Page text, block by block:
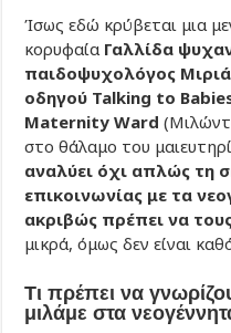
Ίσως εδώ κρύβεται μια
κορυφαία Γαλλίδα
παιδοψυχολόγος
οδηγού Talking to
Maternity Ward
στο θάλαμο του
αναλύει όχι απλώς τη
επικοινωνίας με τα
ακριβώς πρέπει να
μικρά, όμως δεν είναι
Τι πρέπει να
μιλάμε στα